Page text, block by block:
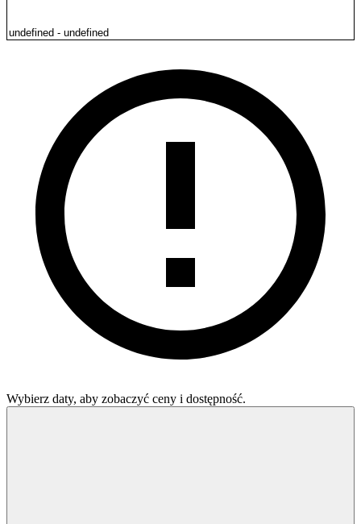
Wybierz daty, aby zobaczyć ceny i dostępność.